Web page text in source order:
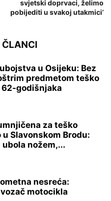
svjetski doprvaci, želimo
pobijediti u svakoj utakmici’
u Osijeku: Bez
predmetom teško
godišnjaka
za teško
Slavonskom Brodu:
ubola nožem,...
nesreća:
motocikla